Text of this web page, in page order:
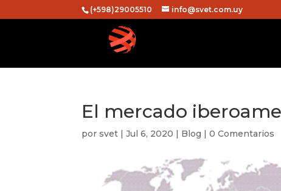
(+598)29005510 info@svet.com.uy
El mercado
porsvet |Jul 6, 2020 | Blog |0 Comentarios